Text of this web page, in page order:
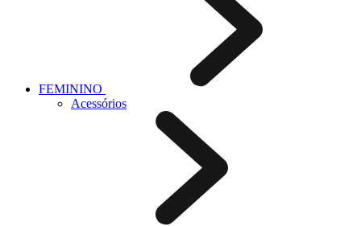
FEMININO
Acessórios